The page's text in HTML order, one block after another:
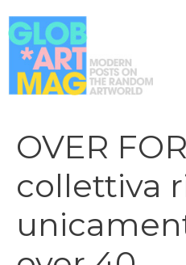
al
contenuto
OVER
collettiva